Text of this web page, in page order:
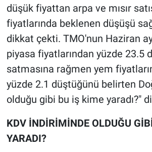
düşük fiyattan arpa ve mısır
fiyatlarında beklenen düşüşü
dikkat çekti. TMO'nun Haziran
piyasa fiyatlarından yüzde 23.5
satmasına rağmen yem
yüzde 2.1 düştüğünü belirten
olduğu gibi bu iş kime yaradı?"
KDV İNDİRİMİNDE OLDUĞU
YARADI?